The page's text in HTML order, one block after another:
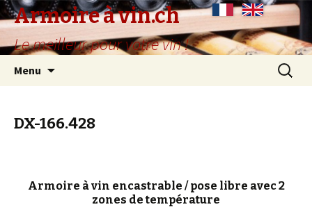
Armoire à vin.ch
Le meilleur pour votre vin !
Menu
DX-166.428
Armoire à vin encastrable / pose libre avec 2
zones de température